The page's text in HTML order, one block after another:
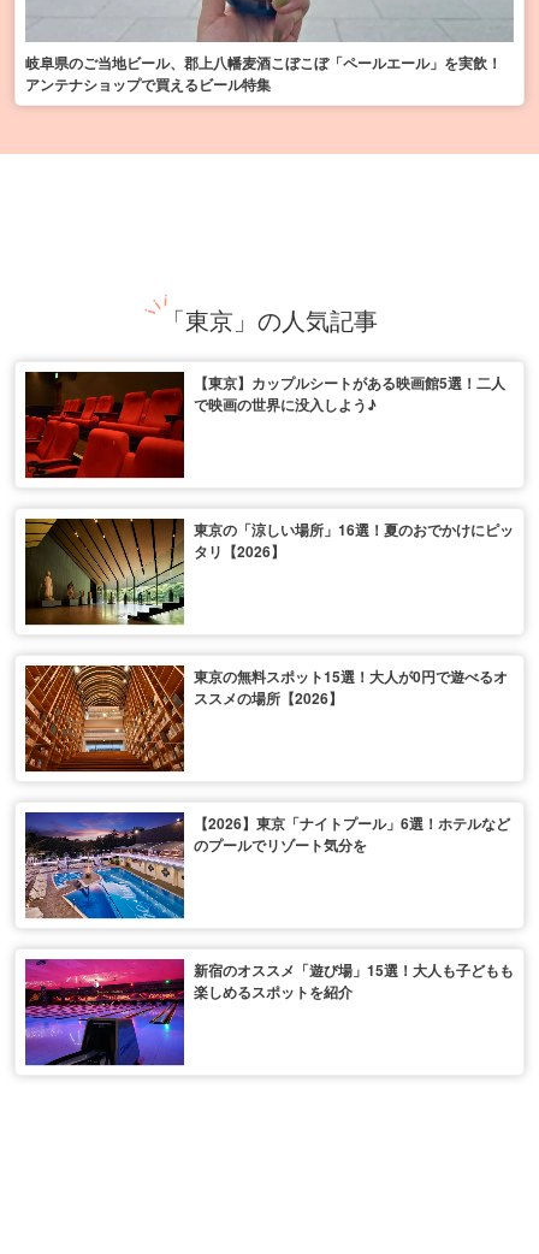
岐阜県のご当地ビール、郡上八幡麦酒こぼこぼ「ペールエール」を実飲！
アンテナショップで買えるビール特集
「東京」の人気記事
【東京】カップルシートがある映画館5選！二人
で映画の世界に没入しよう♪
東京の「涼しい場所」16選！夏のおでかけにピッ
タリ【2026】
東京の無料スポット15選！大人が0円で遊べるオ
ススメの場所【2026】
【2026】東京「ナイトプール」6選！ホテルなど
のプールでリゾート気分を
新宿のオススメ「遊び場」15選！大人も子どもも
楽しめるスポットを紹介